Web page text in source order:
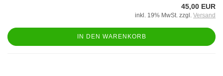
45,00 EUR
inkl. 19% MwSt. zzgl. Versand
IN DEN WARENKORB